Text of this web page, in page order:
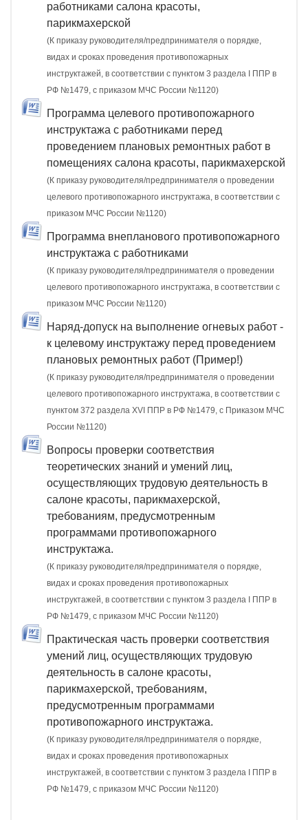
работниками салона красоты,
парикмахерской
(К приказу руководителя/предпринимателя о порядке,
видах и сроках проведения противопожарных
инструктажей, в соответствии с пунктом 3 раздела I ППР в
РФ №1479, с приказом МЧС России №1120)
Программа целевого противопожарного
инструктажа с работниками перед
проведением плановых ремонтных работ в
помещениях салона красоты, парикмахерской
(К приказу руководителя/предпринимателя о проведении
целевого противопожарного инструктажа, в соответствии с
приказом МЧС России №1120)
Программа внепланового противопожарного
инструктажа с работниками
(К приказу руководителя/предпринимателя о проведении
целевого противопожарного инструктажа, в соответствии с
приказом МЧС России №1120)
Наряд-допуск на выполнение огневых работ -
к целевому инструктажу перед проведением
плановых ремонтных работ (Пример!)
(К приказу руководителя/предпринимателя о проведении
целевого противопожарного инструктажа, в соответствии с
пунктом 372 раздела XVI ППР в РФ №1479, c Приказом МЧС
России №1120)
Вопросы проверки соответствия
теоретических знаний и умений лиц,
осуществляющих трудовую деятельность в
салоне красоты, парикмахерской,
требованиям, предусмотренным
программами противопожарного
инструктажа.
(К приказу руководителя/предпринимателя о порядке,
видах и сроках проведения противопожарных
инструктажей, в соответствии с пунктом 3 раздела I ППР в
РФ №1479, с приказом МЧС России №1120)
Практическая часть проверки соответствия
умений лиц, осуществляющих трудовую
деятельность в салоне красоты,
парикмахерской, требованиям,
предусмотренным программами
противопожарного инструктажа.
(К приказу руководителя/предпринимателя о порядке,
видах и сроках проведения противопожарных
инструктажей, в соответствии с пунктом 3 раздела I ППР в
РФ №1479, с приказом МЧС России №1120)